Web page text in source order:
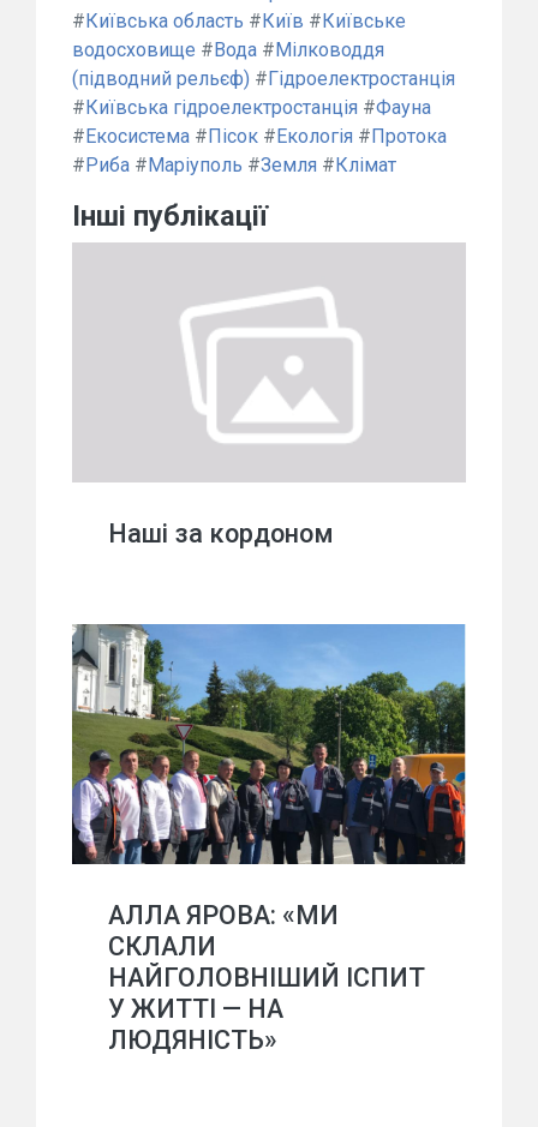
#Київська область #Київ #Київське
водосховище #Вода #Мілководдя
(підводний рельєф) #Гідроелектростанція
#Київська гідроелектростанція #Фауна
#Екосистема #Пісок #Екологія #Протока
#Риба #Маріуполь #Земля #Клімат
Інші публікації
Наші за кордоном
АЛЛА ЯРОВА: «МИ
СКЛАЛИ
НАЙГОЛОВНІШИЙ ІСПИТ
У ЖИТТІ — НА
ЛЮДЯНІСТЬ»